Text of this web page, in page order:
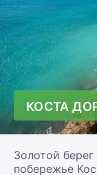
КОСТА
Золотой
побережье